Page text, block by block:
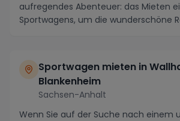
aufregendes Abenteuer: das Mieten
Sportwagens, um die wunderschöne
Sportwagen mieten in
Blankenheim
Sachsen-Anhalt
Wenn Sie auf der Suche nach einem